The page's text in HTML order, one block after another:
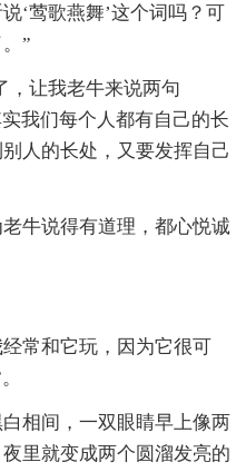
‘莺歌燕舞’这个词吗？可
”
，让我老牛来说两句
我们每个人都有自己的长
人的长处，又要发挥自己
牛说得有道理，都心悦诚
常和它玩，因为它很可
相间，一双眼睛早上像两
里就变成两个圆溜发亮的